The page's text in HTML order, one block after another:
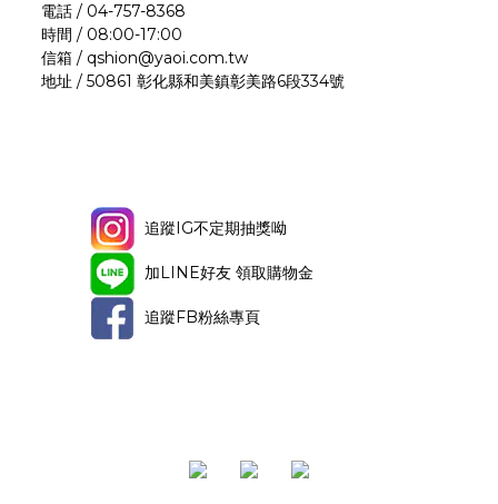
電話 / 04-757-8368
時間 / 08:00-17:00
信箱 / qshion@yaoi.com.tw
地址 / 50861 彰化縣和美鎮彰美路6段334號
追蹤IG不定期抽獎呦
加LINE好友 領取購物金
追蹤FB粉絲專頁